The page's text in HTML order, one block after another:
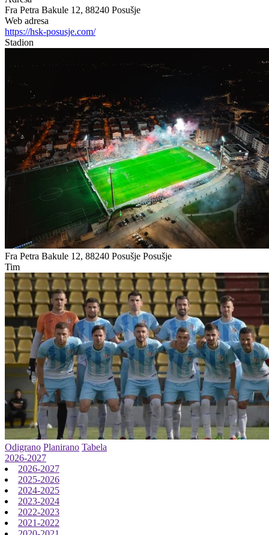
Fra Petra Bakule 12, 88240 Posušje
Web adresa
https://hsk-posusje.com/
Stadion
Fra Petra Bakule 12, 88240 Posušje Posušje
Tim
Odigrano Planirano Tabela
2026-2027
2026-2027
2025-2026
2024-2025
2023-2024
2022-2023
2021-2022